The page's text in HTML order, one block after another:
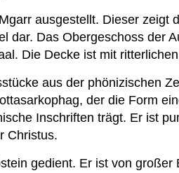
ausgestellt. Dieser zeigt
dar. Das Obergeschoss der
Die Decke ist mit
aus der phönizischen
der die Form
Inschriften trägt. Er ist
Christus.
gedient. Er ist von großer